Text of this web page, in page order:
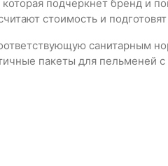
подчеркнет бренд и
стоимость и подготовят
санитарным
пакеты для пельменей